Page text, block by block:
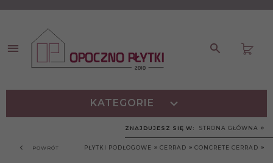
KATEGORIE
POWRÓT
ZNAJDUJESZ SIĘ W: STRONA GŁÓWNA
PŁYTKI PODŁOGOWE CERRAD CONCRETE CERRAD